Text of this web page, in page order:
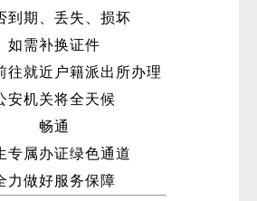
到期、丢失、损坏
如需补换证件
往就近户籍派出所办理
安机关将全天候
畅通
专属办证绿色通道
力做好服务保障